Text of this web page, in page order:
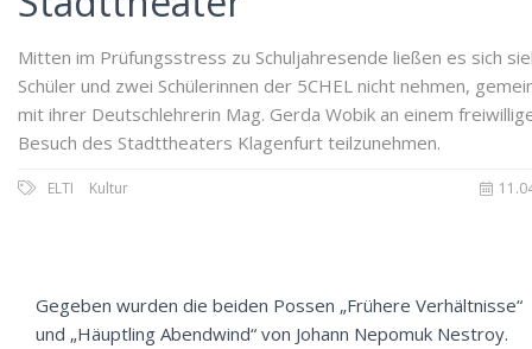
Mitten im Prüfungsstress zu Schuljahresende ließen es sich
Schüler und zwei Schülerinnen der 5CHEL nicht nehmen,
mit ihrer Deutschlehrerin Mag. Gerda Wobik an einem
Besuch des Stadttheaters Klagenfurt teilzunehmen.
ELTI Kultur
Gegeben wurden die beiden Possen „Frühere Verhältnisse“
und „Häuptling Abendwind“ von Johann Nepomuk Nestroy.